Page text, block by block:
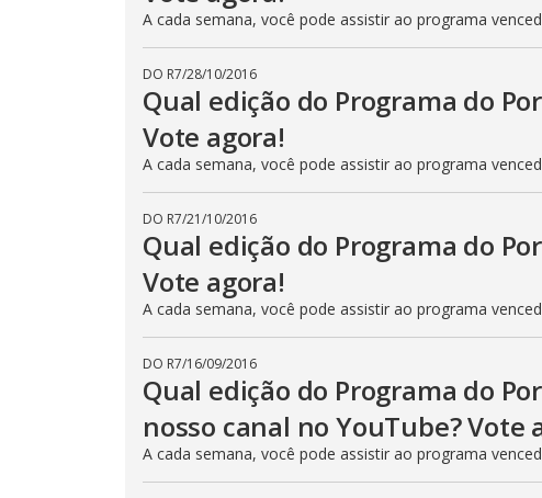
A cada semana, você pode assistir ao programa
DO R7/28/10/2016
Qual edição do Programa do
Vote agora!
A cada semana, você pode assistir ao programa
DO R7/21/10/2016
Qual edição do Programa do
Vote agora!
A cada semana, você pode assistir ao programa
DO R7/16/09/2016
Qual edição do Programa do
nosso canal no YouTube? Vote
A cada semana, você pode assistir ao programa